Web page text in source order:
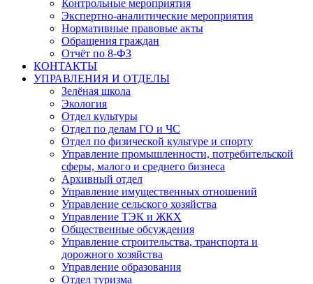
Контрольные мероприятия
Экспертно-аналитические мероприятия
Нормативные правовые акты
Обращения граждан
Отчёт по 8-ФЗ
КОНТАКТЫ
УПРАВЛЕНИЯ И ОТДЕЛЫ
Зелёная школа
Экология
Отдел культуры
Отдел по делам ГО и ЧС
Отдел по физической культуре и спорту
Управление промышленности, потребительской
сферы, малого и среднего бизнеса
Архивный отдел
Управление имущественных отношений
Управление сельского хозяйства
Управление ТЭК и ЖКХ
Общественные обсуждения
Управление строительства, транспорта и
дорожного хозяйства
Управление образования
Отдел туризма